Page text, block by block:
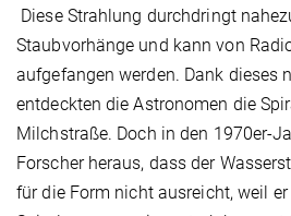
Diese Strahlung durchdringt
Staubvorhänge und kann von
aufgefangen werden. Dank dieses
entdeckten die Astronomen die
Milchstraße. Doch in den 1970er-
Forscher heraus, dass der
für die Form nicht ausreicht, weil